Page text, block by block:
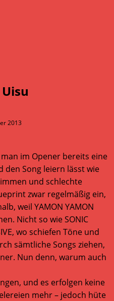
2013
im Opener bereits eine
den Song leiern lässt wie
und schlechte
zwar regelmäßig ein,
weil YAMON YAMON
Nicht so wie SONIC
wo schiefen Töne und
sämtliche Songs ziehen,
Nun denn, warum auch
und es erfolgen keine
mehr – jedoch hüte